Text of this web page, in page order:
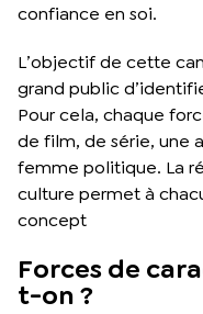
confiance en soi.
L’objectif de cette
grand public
Pour cela, chaque
de film, de série, une
femme politique. La
culture permet à
concept
Forces de
t-on ?